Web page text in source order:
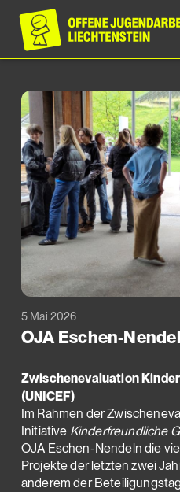
5 Mai 2026
OJA Eschen-
Zwischenevaluation
(UNICEF)
Im Rahmen der
Initiative Kinderfreundliche
OJA Eschen-Nendeln die
Projekte der letzten zwei
anderem der